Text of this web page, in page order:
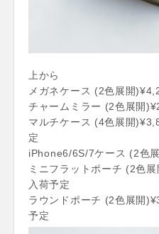
上から
メガネケース (2色展開
チャームミラー (2色展開
マルチケース (4色展開
定
iPhone6/6S/7ケース (2色
ミニフラットポーチ (2色
入荷予定
ラウンドポーチ (2色展開
予定